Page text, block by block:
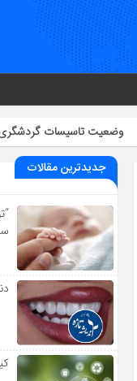
گردشگری خطبه‌سرا
جدیدترین مقالات